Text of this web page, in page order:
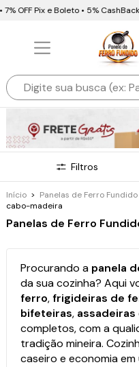
e Boleto • 5% CashBack •
Filtros
Início > Panelas de Ferro Fundido
cabo-madeira
Panelas de Ferro
Procurando a panela
da sua cozinha? Aqui
ferro,frigideiras de
bifeteiras, assadeiras
completos, com a
tradição mineira.
caseiro e economia em